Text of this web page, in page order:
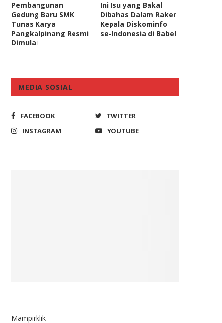
Pembangunan
Gedung Baru SMK
Tunas Karya
Pangkalpinang Resmi
Dimulai
Ini Isu yang Bakal
Dibahas Dalam Raker
Kepala Diskominfo
se-Indonesia di Babel
MEDIA SOSIAL
FACEBOOK
TWITTER
INSTAGRAM
YOUTUBE
Mampirklik